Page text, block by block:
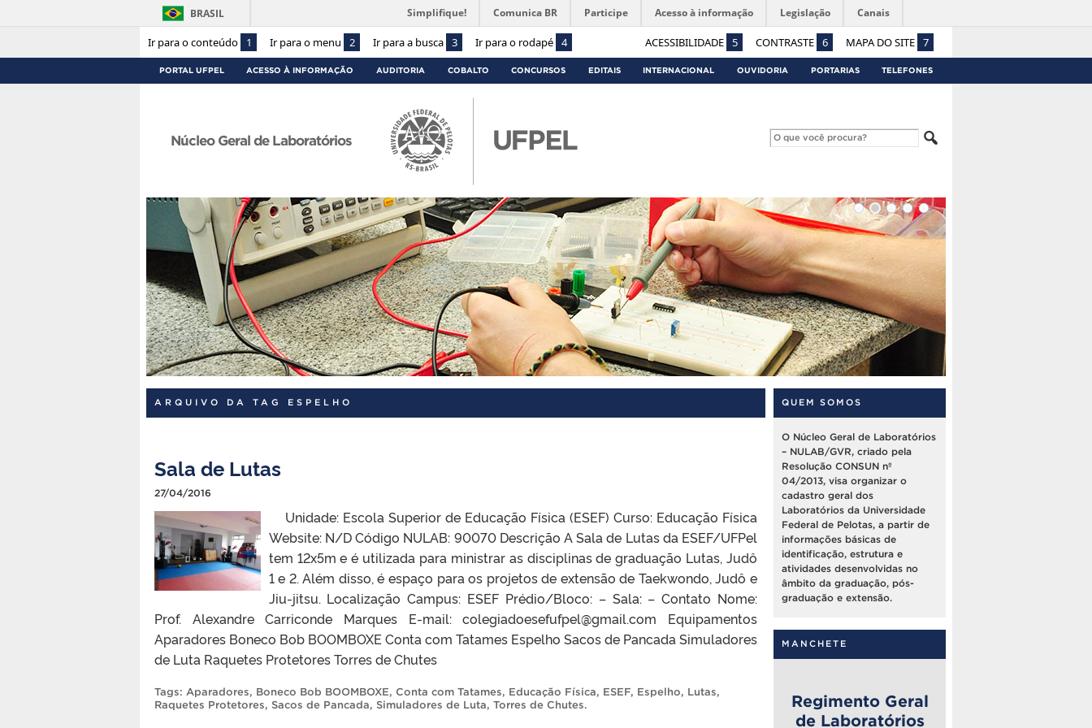
Ir para o conteúdo 1 Ir para o menu 2 Ir para a busca 3 Ir para o rodapé 4 ACESSIBILIDADE 5 CONTRASTE 6 MAPA DO SITE 7
BRASIL Simplifique! Comunica BR Participe Acesso à informação Legislação Canais
PORTAL UFPEL ACESSO À INFORMAÇÃO AUDITORIA COBALTO CONCURSOS EDITAIS INTERNACIONAL OUVIDORIA PORTARIAS TELEFONES
Núcleo Geral de Laboratórios
ARQUIVO DA TAG ESPELHO
Sala de Lutas
27/04/2016
Unidade: Escola Superior de Educação Física (ESEF) Curso: Educação Física
Website: N/D Código NULAB: 90070 Descrição A Sala de Lutas da ESEF/UFPel
tem 12x5m e é utilizada para ministrar as disciplinas de graduação Lutas, Judô
1 e 2. Além disso, é espaço para os projetos de extensão de Taekwondo, Judô e
Jiu-jitsu. Localização Campus: ESEF Prédio/Bloco: – Sala: – Contato Nome:
Prof. Alexandre Carriconde Marques E-mail: colegiadoesefufpel@gmail.com Equipamentos
Aparadores Boneco Bob BOOMBOXE Conta com Tatames Espelho Sacos de Pancada Simuladores
de Luta Raquetes Protetores Torres de Chutes
Tags: Aparadores, Boneco Bob BOOMBOXE, Conta com Tatames, Educação Física, ESEF, Espelho, Lutas,
Raquetes Protetores, Sacos de Pancada, Simuladores de Luta, Torres de Chutes.
QUEM SOMOS
O Núcleo Geral de Laboratórios
– NULAB/GVR, criado pela
Resolução CONSUN nº
04/2013, visa organizar o
cadastro geral dos
Laboratórios da Universidade
Federal de Pelotas, a partir de
informações básicas de
identificação, estrutura e
atividades desenvolvidas no
âmbito da graduação, pós-
graduação e extensão.
MANCHETE
Regimento Geral
de Laboratórios